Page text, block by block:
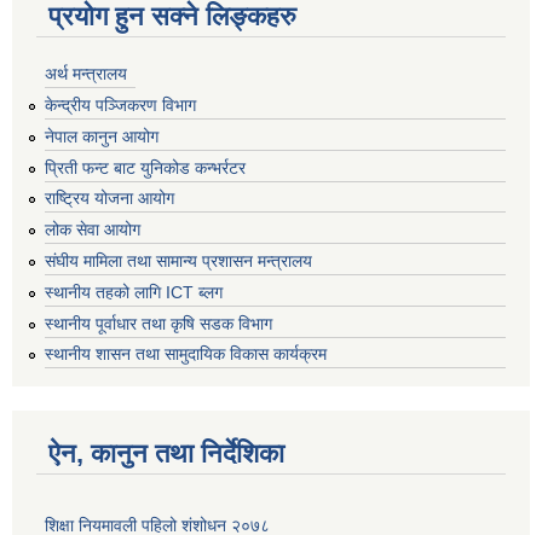
प्रयोग हुन सक्ने लिङ्कहरु
अर्थ मन्त्रालय
केन्द्रीय पञ्जिकरण विभाग
नेपाल कानुन आयोग
प्रिती फन्ट बाट युनिकोड कन्भर्रटर
राष्ट्रिय योजना आयोग
लोक सेवा आयोग
संघीय मामिला तथा सामान्य प्रशासन मन्त्रालय
स्थानीय तहको लागि ICT ब्लग
स्थानीय पूर्वाधार तथा कृषि सडक विभाग
स्थानीय शासन तथा सामुदायिक विकास कार्यक्रम
ऐन, कानुन तथा निर्देशिका
शिक्षा नियमावली पहिलो शंशोधन २०७८